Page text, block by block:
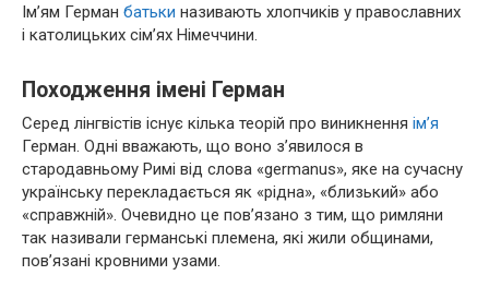
Ім’ям Герман батьки називають хлопчиків у православних
і католицьких сім’ях Німеччини.
Походження імені Герман
Серед лінгвістів існує кілька теорій про виникнення ім’я
Герман. Одні вважають, що воно з’явилося в
стародавньому Римі від слова «germanus», яке на сучасну
українську перекладається як «рідна», «близький» або
«справжній». Очевидно це пов’язано з тим, що римляни
так називали германські племена, які жили общинами,
пов’язані кровними узами.